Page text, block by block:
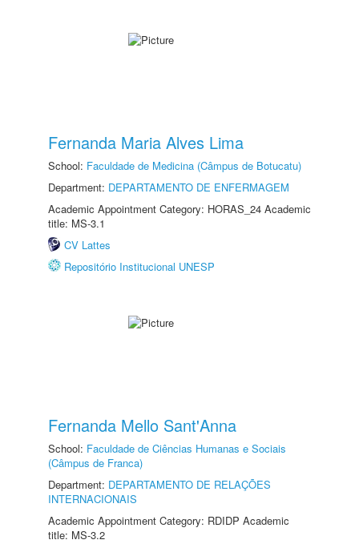
Fernanda Maria Alves Lima
School: Faculdade de Medicina (Câmpus de Botucatu)
Department: DEPARTAMENTO DE ENFERMAGEM
Academic Appointment Category: HORAS_24 Academic
title: MS-3.1
CV Lattes
Repositório Institucional UNESP
Fernanda Mello Sant'Anna
School: Faculdade de Ciências Humanas e Sociais
(Câmpus de Franca)
Department: DEPARTAMENTO DE RELAÇÕES
INTERNACIONAIS
Academic Appointment Category: RDIDP Academic
title: MS-3.2